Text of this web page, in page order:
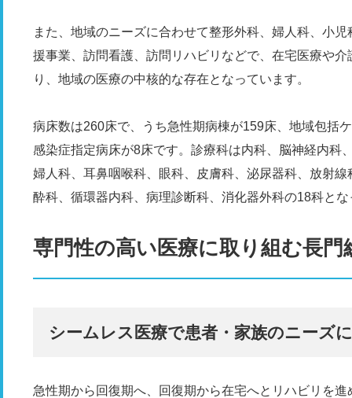
また、地域のニーズに合わせて整形外科、婦人科、小
援事業、訪問看護、訪問リハビリなどで、在宅医療や
り、地域の医療の中核的な存在となっています。
病床数は260床で、うち急性期病棟が159床、地域包括
感染症指定病床が8床です。診療科は内科、脳神経内科
婦人科、耳鼻咽喉科、眼科、皮膚科、泌尿器科、放射
酔科、循環器内科、病理診断科、消化器外科の18科と
専門性の高い医療に取り組む長門
シームレス医療で患者・家族のニーズ
急性期から回復期へ、回復期から在宅へとリハビリを